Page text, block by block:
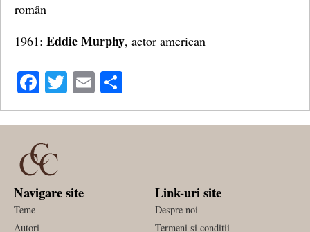
român
1961: Eddie Murphy, actor american
Facebook
Twitter
Email
Navigare site
Teme
Autori
Link-uri site
Despre noi
Termeni si conditii